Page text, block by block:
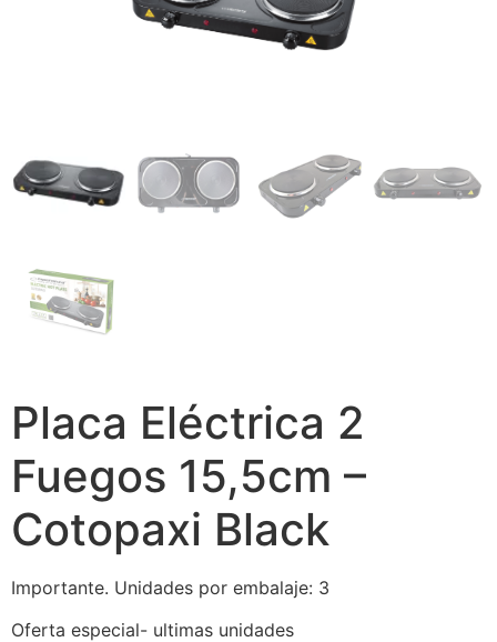
Placa Eléctrica 2
Fuegos 15,5cm –
Cotopaxi Black
Importante. Unidades por embalaje: 3
Oferta especial- ultimas unidades